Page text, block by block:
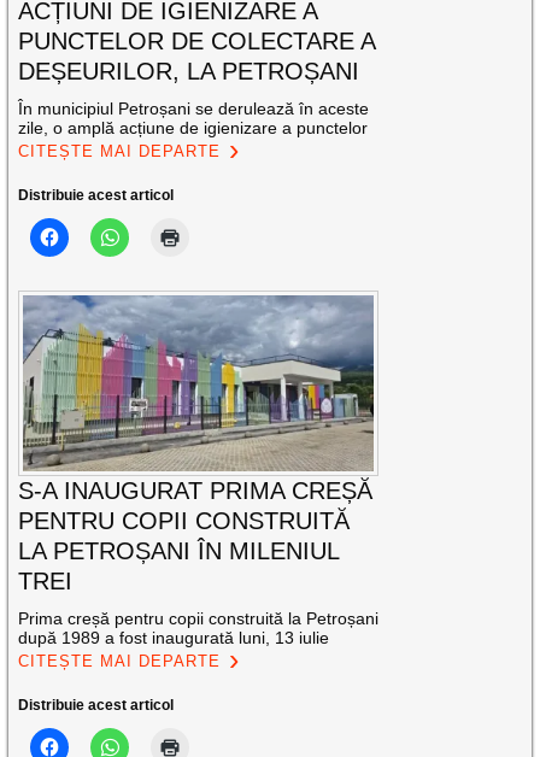
ACȚIUNI DE IGIENIZARE A
PUNCTELOR DE COLECTARE A
DEȘEURILOR, LA PETROȘANI
În municipiul Petroșani se derulează în aceste
zile, o amplă acțiune de igienizare a punctelor
CITEȘTE MAI DEPARTE
Distribuie acest articol
S-A INAUGURAT PRIMA CREȘĂ
PENTRU COPII CONSTRUITĂ
LA PETROȘANI ÎN MILENIUL
TREI
Prima creșă pentru copii construită la Petroșani
după 1989 a fost inaugurată luni, 13 iulie
CITEȘTE MAI DEPARTE
Distribuie acest articol